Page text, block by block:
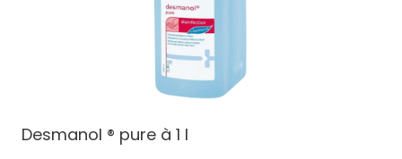
Desmanol ® pure à 1 l